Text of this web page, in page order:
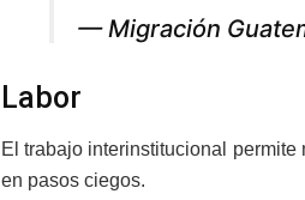
— Migración
Labor
El trabajo interinstitucional
en pasos ciegos.